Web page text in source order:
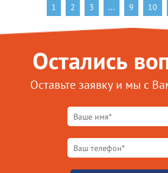
1 2 3 ... 9 10
Остались
Оставьте заявку и мы с